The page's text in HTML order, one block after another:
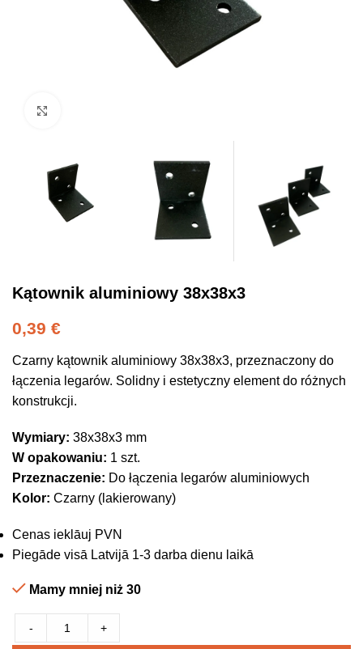
Kątownik aluminiowy 38x38x3
0,39 €
Czarny kątownik aluminiowy 38x38x3, przeznaczony do
łączenia legarów. Solidny i estetyczny element do różnych
konstrukcji.
Wymiary: 38x38x3 mm
W opakowaniu: 1 szt.
Przeznaczenie: Do łączenia legarów aluminiowych
Kolor: Czarny (lakierowany)
Cenas ieklāuj PVN
Piegāde visā Latvijā 1-3 darba dienu laikā
Mamy mniej niż 30
- +